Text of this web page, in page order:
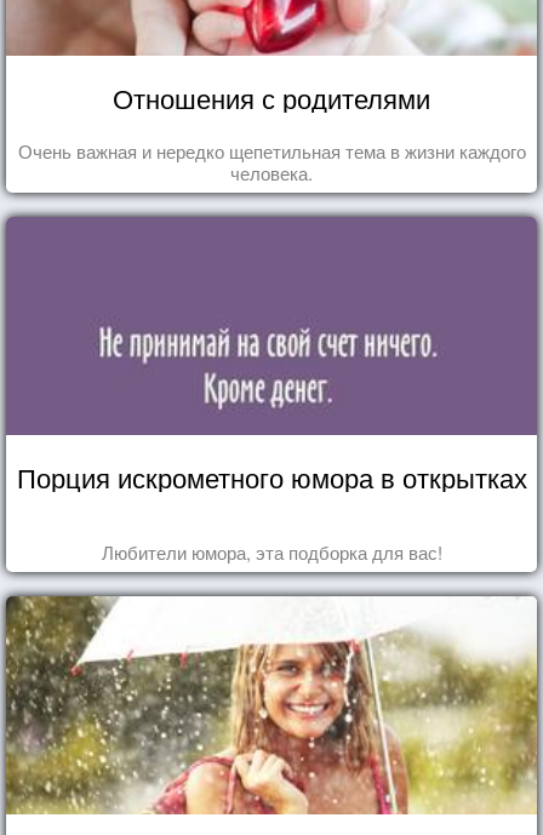
Отношения с родителями
Очень важная и нередко щепетильная тема в жизни каждого
человека.
Порция искрометного юмора в открытках
Любители юмора, эта подборка для вас!